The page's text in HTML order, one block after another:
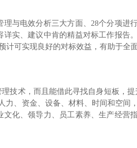
电效分析三大方面、28个分项进
实、建议中肯的精益对标工作报告
计可实现良好的对标效益，有助于全
术，而且能借此寻找自身短板，提
力、资金、设备、材料、时间和空间
化、领导力、员工素养、生产经营